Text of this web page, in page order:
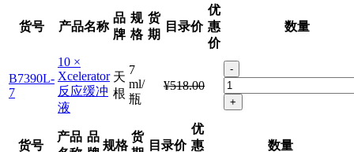
货号 产品名称
品
牌
规
格
货
期
目录价
优
惠
价
数量
B7390L-
7
10 ×
Xcelerator
反应缓冲
液
天
根
7
ml/
瓶
¥518.00
-
+
货号
产品 品
规格
货
目录价
优
惠
数量